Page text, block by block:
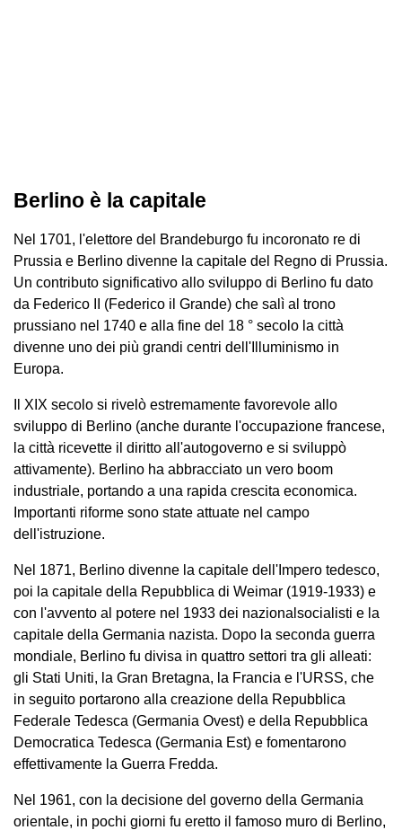
Berlino è la capitale
Nel 1701, l'elettore del Brandeburgo fu incoronato re di
Prussia e Berlino divenne la capitale del Regno di Prussia.
Un contributo significativo allo sviluppo di Berlino fu dato
da Federico II (Federico il Grande) che salì al trono
prussiano nel 1740 e alla fine del 18 ° secolo la città
divenne uno dei più grandi centri dell'Illuminismo in
Europa.
Il XIX secolo si rivelò estremamente favorevole allo
sviluppo di Berlino (anche durante l'occupazione francese,
la città ricevette il diritto all'autogoverno e si sviluppò
attivamente). Berlino ha abbracciato un vero boom
industriale, portando a una rapida crescita economica.
Importanti riforme sono state attuate nel campo
dell'istruzione.
Nel 1871, Berlino divenne la capitale dell'Impero tedesco,
poi la capitale della Repubblica di Weimar (1919-1933) e
con l'avvento al potere nel 1933 dei nazionalsocialisti e la
capitale della Germania nazista. Dopo la seconda guerra
mondiale, Berlino fu divisa in quattro settori tra gli alleati:
gli Stati Uniti, la Gran Bretagna, la Francia e l'URSS, che
in seguito portarono alla creazione della Repubblica
Federale Tedesca (Germania Ovest) e della Repubblica
Democratica Tedesca (Germania Est) e fomentarono
effettivamente la Guerra Fredda.
Nel 1961, con la decisione del governo della Germania
orientale, in pochi giorni fu eretto il famoso muro di Berlino,